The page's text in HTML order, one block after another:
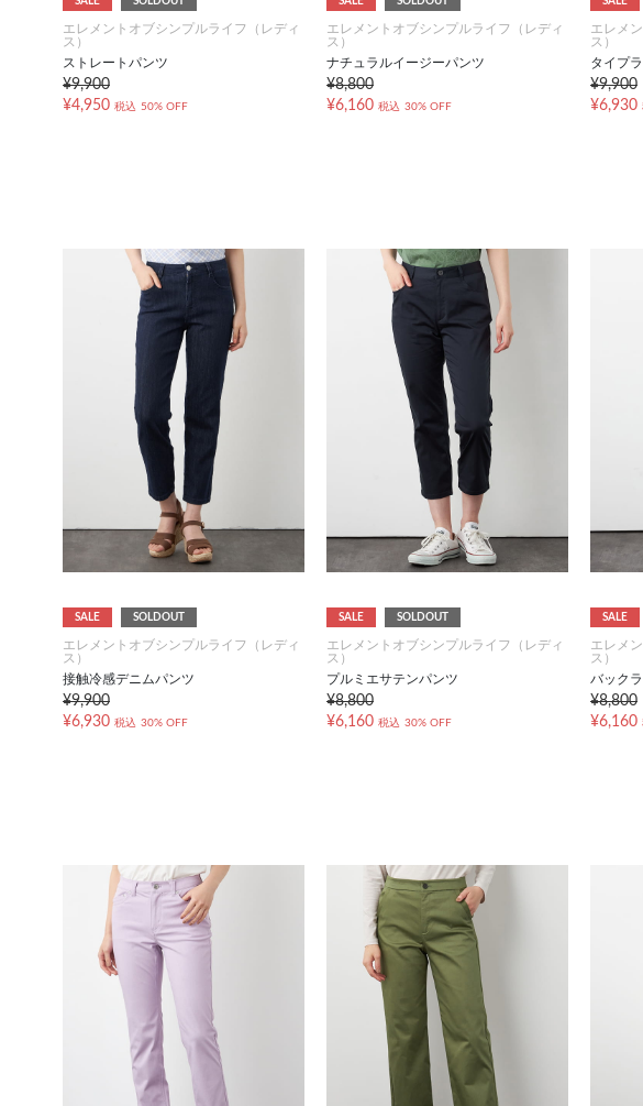
エレメントオブシンプルライフ（レディ
ス）
ストレートパンツ
¥9,900
¥4,950 税込 50% OFF
エレメントオブシンプルライフ（レディ
ス）
ナチュラルイージーパンツ
¥8,800
¥6,160 税込 30% OFF
エレメ
ス）
タイプ
¥9,900
¥6,930
SALE SOLDOUT
エレメントオブシンプルライフ（レディ
ス）
接触冷感デニムパンツ
¥9,900
¥6,930 税込 30% OFF
SALE SOLDOUT
エレメントオブシンプルライフ（レディ
ス）
プルミエサテンパンツ
¥8,800
¥6,160 税込 30% OFF
SALE
エレメ
ス）
バック
¥8,800
¥6,160